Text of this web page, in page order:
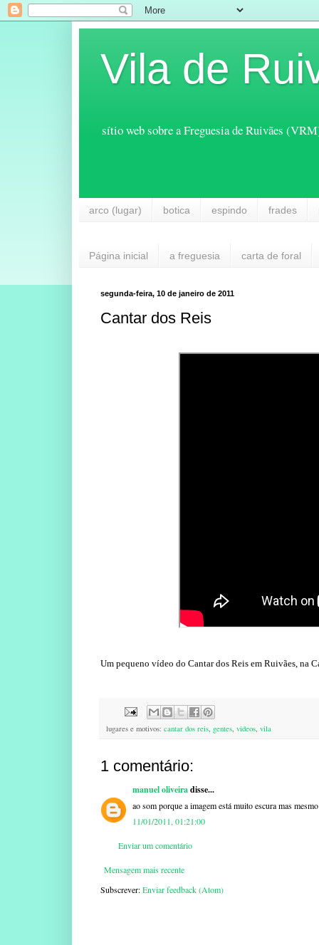
Vila de
sítio web sobre a Freguesia de Ruivães
arco (lugar) botica espindo frades
Página inicial a freguesia carta de foral
segunda-feira, 10 de janeiro de 2011
Cantar dos Reis
Um pequeno vídeo do Cantar dos Reis em Ruivães, na
lugares e motivos: cantar dos reis, gentes, videos, vila
1 comentário:
manuel oliveiradisse...
ao som porque a imagem está muito escura mas
11/01/2011, 01:21:00
Enviar um comentário
Mensagem mais recente
Subscrever:Enviar feedback (Atom)